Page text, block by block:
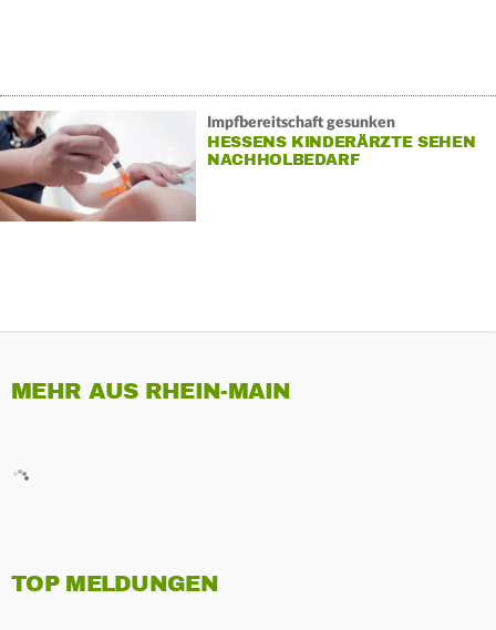
Impfbereitschaft gesunken
HESSENS KINDERÄRZTE SEHEN
NACHHOLBEDARF
MEHR AUS RHEIN-MAIN
TOP MELDUNGEN